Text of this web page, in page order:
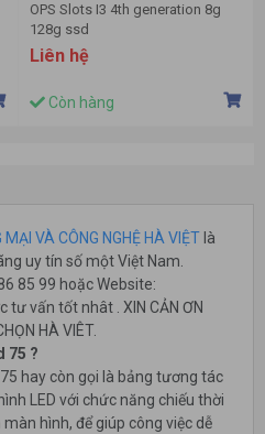
OPS Slots I3 4th generation 8g
128g ssd
Liên hệ
Còn hàng
VÀ CÔNG NGHỆ HÀ VIỆT là
uy tín số một Việt Nam.
85 99 hoặc Website:
tư vấn tốt nhât . XIN CẢN ƠN
HÀ VIÊT.
75 ?
hay còn gọi là bảng tương tác
LED với chức năng chiếu thời
hình, để giúp công việc dễ